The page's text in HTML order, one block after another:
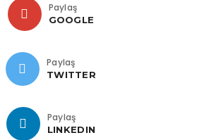
Paylaş
GOOGLE
Paylaş
TWITTER
Paylaş
LINKEDIN